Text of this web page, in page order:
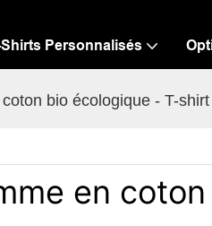
Shirts Personnalisés
bio écologique - T-